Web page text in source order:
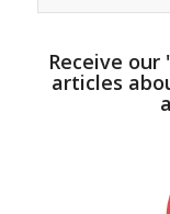
Receive
articles